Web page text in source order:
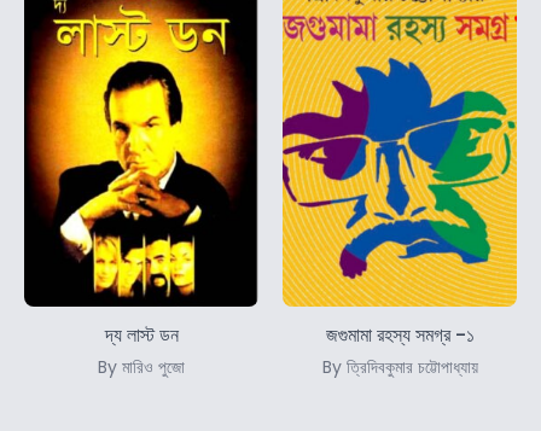
দ্য লাস্ট ডন
By মারিও পুজো
জগুমামা রহস্য সমগ্র -১
By ত্রিদিবকুমার চট্টোপাধ্যায়